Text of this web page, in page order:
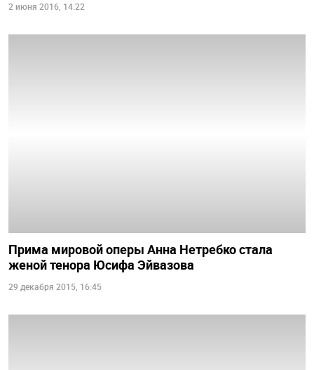
2 июня 2016, 14:22
Прима мировой оперы Анна Нетребко стала
женой тенора Юсифа Эйвазова
29 декабря 2015, 16:45